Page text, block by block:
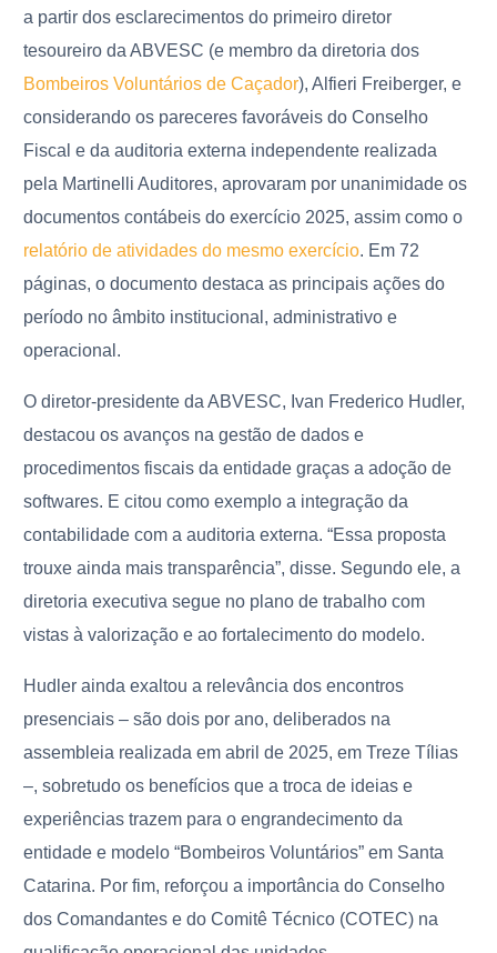
a partir dos esclarecimentos do primeiro diretor
tesoureiro da ABVESC (e membro da diretoria dos
Bombeiros Voluntários de Caçador), Alfieri Freiberger, e
considerando os pareceres favoráveis do Conselho
Fiscal e da auditoria externa independente realizada
pela Martinelli Auditores, aprovaram por unanimidade os
documentos contábeis do exercício 2025, assim como o
relatório de atividades do mesmo exercício. Em 72
páginas, o documento destaca as principais ações do
período no âmbito institucional, administrativo e
operacional.
O diretor-presidente da ABVESC, Ivan Frederico Hudler,
destacou os avanços na gestão de dados e
procedimentos fiscais da entidade graças a adoção de
softwares. E citou como exemplo a integração da
contabilidade com a auditoria externa. “Essa proposta
trouxe ainda mais transparência”, disse. Segundo ele, a
diretoria executiva segue no plano de trabalho com
vistas à valorização e ao fortalecimento do modelo.
Hudler ainda exaltou a relevância dos encontros
presenciais – são dois por ano, deliberados na
assembleia realizada em abril de 2025, em Treze Tílias
–, sobretudo os benefícios que a troca de ideias e
experiências trazem para o engrandecimento da
entidade e modelo “Bombeiros Voluntários” em Santa
Catarina. Por fim, reforçou a importância do Conselho
dos Comandantes e do Comitê Técnico (COTEC) na